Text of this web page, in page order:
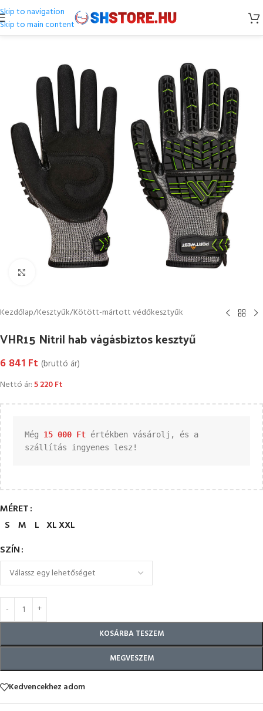
Skip to navigation
Skip to main content
Kattintson a nagyításhoz
Kezdőlap/Kesztyűk/Kötött-mártott védőkesztyűk
VHR15 Nitril hab vágásbiztos kesztyű
6 841 Ft (bruttó ár)
Nettó ár:5 220Ft
Még 15 000 Ft értékben vásárolj, és a
szállítás ingyenes lesz!
MÉRET
S M L XLXXL
SZÍN
KOSÁRBA TESZEM
MEGVESZEM
Kedvencekhez adom